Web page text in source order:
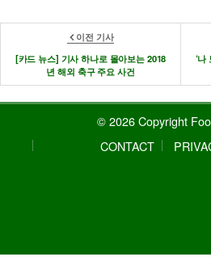
이전 기사
[카드 뉴스] 기사 하나로 몰아보는 2018
년 해외 축구 주요 사건
‘나
© 2026 Copyright
CONTACT